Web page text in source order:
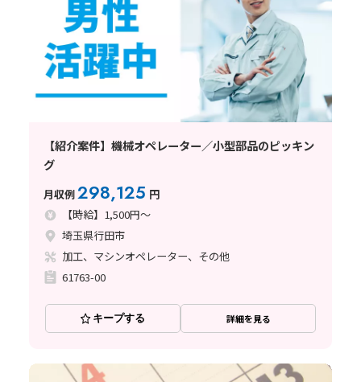
【紹介案件】機械オペレーター／小型部品のピッキン
グ
月収例298,125 円
【時給】1,500円～
埼玉県行田市
加工、マシンオペレーター、その他
61763-00
キープする 詳細を見る